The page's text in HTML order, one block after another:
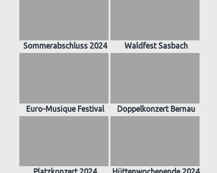
Sommerabschluss 2024 Waldfest Sasbach
Euro-Musique Festival Doppelkonzert Bernau